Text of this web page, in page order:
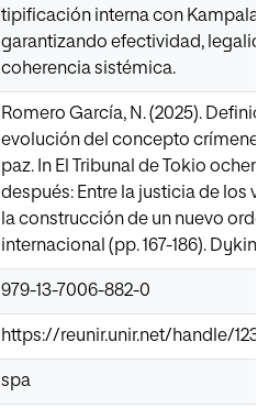
tipificación interna con Kampala,
garantizando efectividad,
coherencia sistémica.
Romero García, N. (2025).
evolución del concepto
paz. In El Tribunal de Tokio
después: Entre la justicia de los
la construcción de un nuevo
internacional (pp. 167-186).
979-13-7006-882-0
https://reunir.unir.net/handle/
spa